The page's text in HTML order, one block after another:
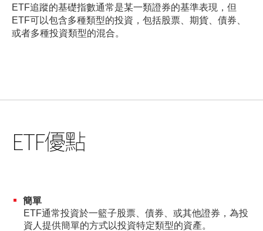
光證財富高
「港股易」(簡體版)
表格
ETF追蹤的基礎指數通常是某一類證券的基準表現，但
ETF可以包含多種類型的投資，包括股票、期貨、債券、
或者多種投資類型的混合。
ETF優點
簡單
ETF通常投資於一籃子股票、債券、或其他證券，為投
資人提供簡單的方式以投資特定類型的資產。